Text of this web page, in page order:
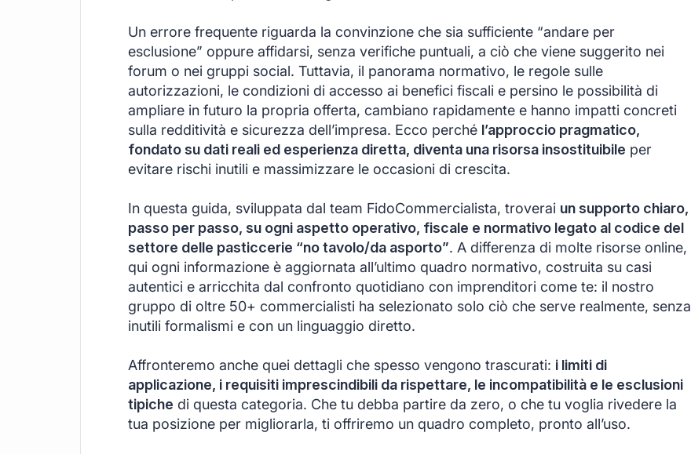
Un errore frequente riguarda la convinzione che sia sufficiente “andare per
esclusione” oppure affidarsi, senza verifiche puntuali, a ciò che viene suggerito nei
forum o nei gruppi social. Tuttavia, il panorama normativo, le regole sulle
autorizzazioni, le condizioni di accesso ai benefici fiscali e persino le possibilità di
ampliare in futuro la propria offerta, cambiano rapidamente e hanno impatti concreti
sulla redditività e sicurezza dell’impresa. Ecco perché l’approccio pragmatico,
fondato su dati reali ed esperienza diretta, diventa una risorsa insostituibile per
evitare rischi inutili e massimizzare le occasioni di crescita.
In questa guida, sviluppata dal team FidoCommercialista, troverai un supporto chiaro,
passo per passo, su ogni aspetto operativo, fiscale e normativo legato al codice del
settore delle pasticcerie “no tavolo/da asporto”. A differenza di molte risorse online,
qui ogni informazione è aggiornata all’ultimo quadro normativo, costruita su casi
autentici e arricchita dal confronto quotidiano con imprenditori come te: il nostro
gruppo di oltre 50+ commercialisti ha selezionato solo ciò che serve realmente, senza
inutili formalismi e con un linguaggio diretto.
Affronteremo anche quei dettagli che spesso vengono trascurati: i limiti di
applicazione, i requisiti imprescindibili da rispettare, le incompatibilità e le esclusioni
tipiche di questa categoria. Che tu debba partire da zero, o che tu voglia rivedere la
tua posizione per migliorarla, ti offriremo un quadro completo, pronto all’uso.